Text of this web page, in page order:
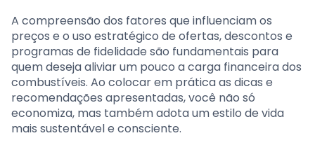
A compreensão dos fatores que influenciam os
preços e o uso estratégico de ofertas, descontos e
programas de fidelidade são fundamentais para
quem deseja aliviar um pouco a carga financeira dos
combustíveis. Ao colocar em prática as dicas e
recomendações apresentadas, você não só
economiza, mas também adota um estilo de vida
mais sustentável e consciente.